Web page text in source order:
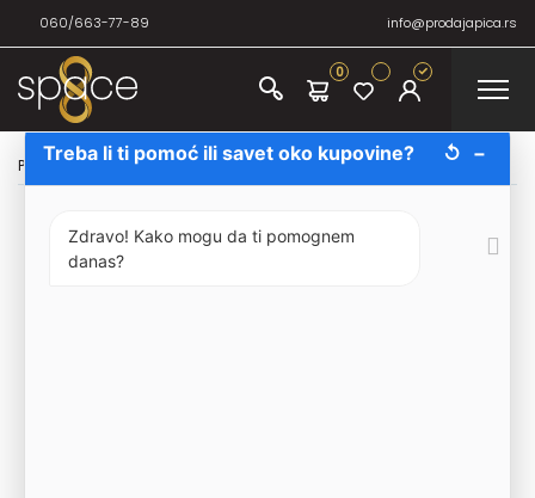
060/663-77-89 info@prodajapica.rs
0
Početna/Prodaja vina/ Crvena vina/Erdevik Tri Crvene Koze 75cl
Treba li ti pomoć ili savet oko kupovine? ↺ −
Zdravo! Kako mogu da ti pomognem
danas?